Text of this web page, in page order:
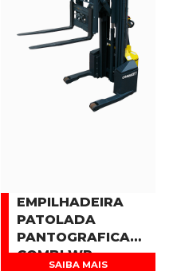
EMPILHADEIRA
PATOLADA
PANTOGRAFICA
COMBI WR
SAIBA MAIS